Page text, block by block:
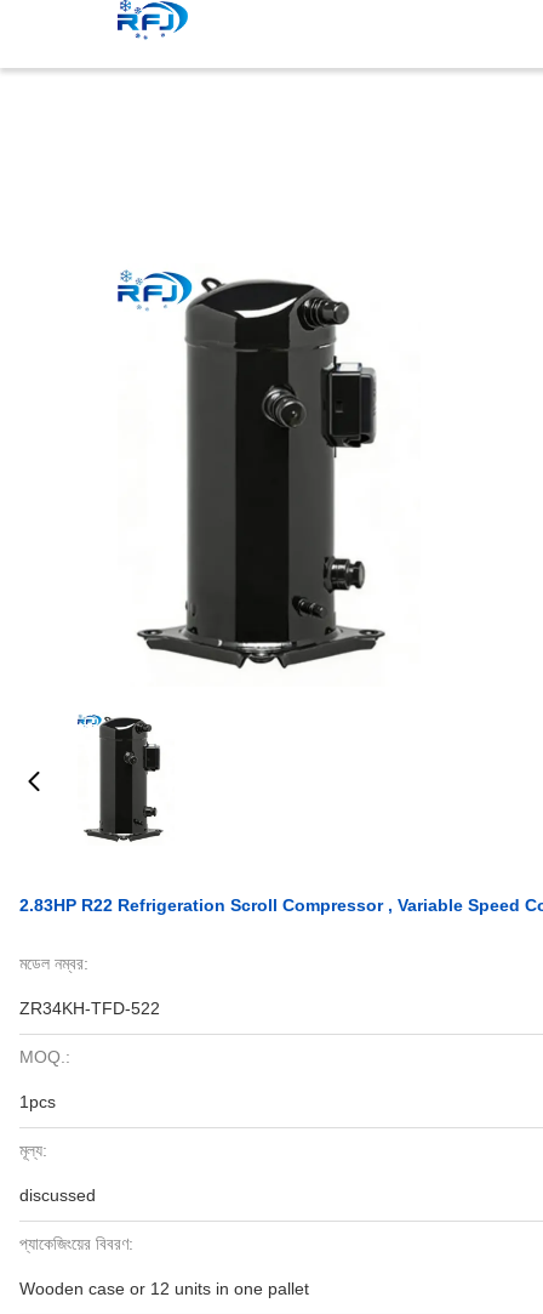
2.83HP R22 Refrigeration Scroll Compressor , Variable Speed
মডেল নম্বর:
ZR34KH-TFD-522
MOQ.:
1pcs
মূল্য:
discussed
প্যাকেজিংয়ের বিবরণ:
Wooden case or 12 units in one pallet